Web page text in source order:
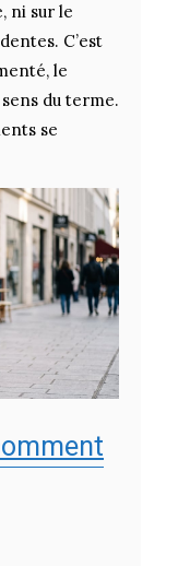
ni sur le
C’est
le
du terme.
se